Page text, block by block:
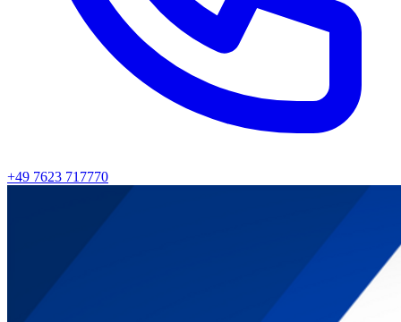
+49 7623 717770